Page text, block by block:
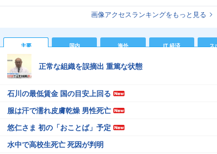
画像アクセスランキングをもっと見る
主要 国内 海外 IT 経済 ス
正常な組織を誤摘出 重篤な状態
石川の最低賃金 国の目安上回る
服は汗で濡れ皮膚乾燥 男性死亡
悠仁さま 初の「おことば」予定
水中で高校生死亡 死因が判明